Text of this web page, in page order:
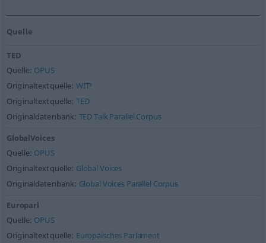
Quelle
TED
Quelle: OPUS
Originaltextquelle: WIT³
Originaltextquelle: TED
Originaldatenbank: TED Talk Parallel Corpus
GlobalVoices
Quelle: OPUS
Originaltextquelle: Global Voices
Originaldatenbank: Global Voices Parallel Corpus
Europarl
Quelle: OPUS
Originaltextquelle: Europäisches Parlament